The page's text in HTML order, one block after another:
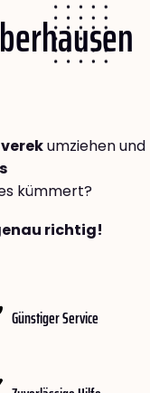
umziehen und
kümmert?
richtig!
Günstiger Service